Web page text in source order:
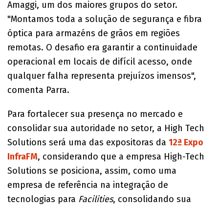
Amaggi, um dos maiores grupos do setor.
"Montamos toda a solução de segurança e fibra
óptica para armazéns de grãos em regiões
remotas. O desafio era garantir a continuidade
operacional em locais de difícil acesso, onde
qualquer falha representa prejuízos imensos",
comenta Parra.
Para fortalecer sua presença no mercado e
consolidar sua autoridade no setor, a High Tech
Solutions será uma das expositoras da 12ª Expo
InfraFM, considerando que a empresa High-Tech
Solutions se posiciona, assim, como uma
empresa de referência na integração de
tecnologias para Facilities, consolidando sua